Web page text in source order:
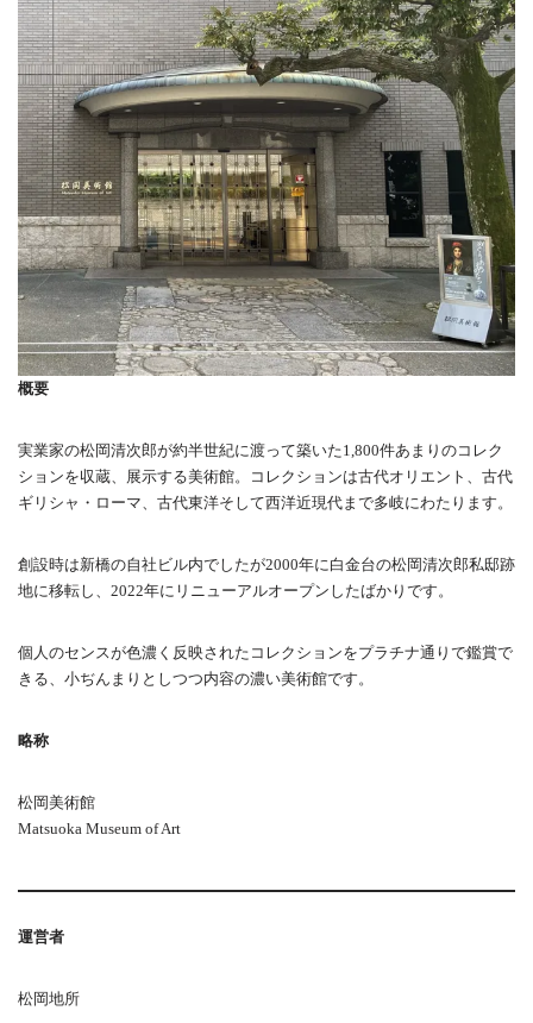
概要
実業家の松岡清次郎が約半世紀に渡って築いた1,800件あまりのコレク
ションを収蔵、展示する美術館。コレクションは古代オリエント、古代
ギリシャ・ローマ、古代東洋そして西洋近現代まで多岐にわたります。
創設時は新橋の自社ビル内でしたが2000年に白金台の松岡清次郎私邸跡
地に移転し、2022年にリニューアルオープンしたばかりです。
個人のセンスが色濃く反映されたコレクションをプラチナ通りで鑑賞で
きる、小ぢんまりとしつつ内容の濃い美術館です。
略称
松岡美術館
Matsuoka Museum of Art
運営者
松岡地所